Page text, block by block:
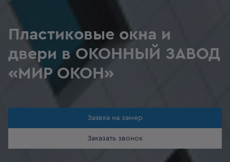
Пластиковые окна и
двери в ОКОННЫЙ ЗАВОД
«МИР ОКОН»
Заявка на замер
Заказать звонок